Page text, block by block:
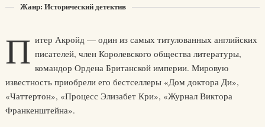
Жанр: Исторический детектив
П итер Акройд — один из самых титулованных английских
писателей, член Королевского общества литературы,
командор Ордена Британской империи. Мировую
известность приобрели его бестселлеры «Дом доктора Ди»,
«Чаттертон», «Процесс Элизабет Кри», «Журнал Виктора
Франкенштейна».